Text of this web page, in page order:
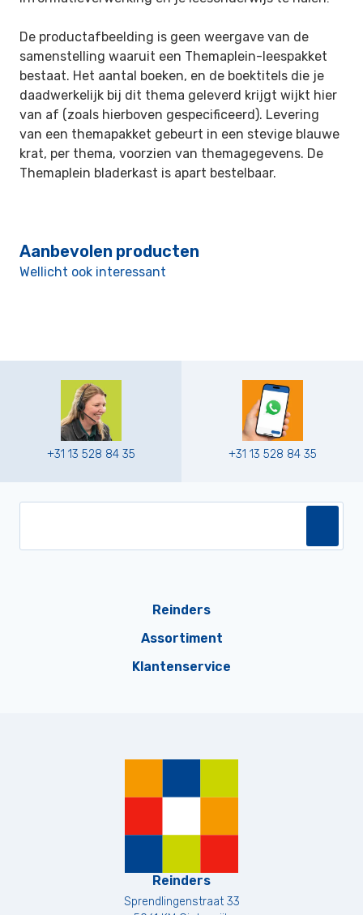
De productafbeelding is geen weergave van de
samenstelling waaruit een Themaplein-leespakket
bestaat. Het aantal boeken, en de boektitels die je
daadwerkelijk bij dit thema geleverd krijgt wijkt hier
van af (zoals hierboven gespecificeerd). Levering
van een themapakket gebeurt in een stevige blauwe
krat, per thema, voorzien van themagegevens. De
Themaplein bladerkast is apart bestelbaar.
Aanbevolen producten
Wellicht ook interessant
+31 13 528 84 35 +31 13 528 84 35
Reinders
Assortiment
Klantenservice
Reinders
Sprendlingenstraat 33